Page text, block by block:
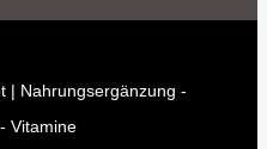
| Nahrungsergänzung -
Vitamine